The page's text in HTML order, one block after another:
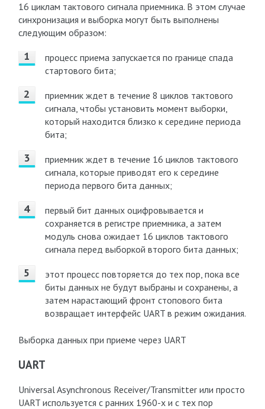
16 циклам тактового сигнала приемника. В этом случае
синхронизация и выборка могут быть выполнены
следующим образом:
процесс приема запускается по границе спада
стартового бита;
приемник ждет в течение 8 циклов тактового
сигнала, чтобы установить момент выборки,
который находится близко к середине периода
бита;
приемник ждет в течение 16 циклов тактового
сигнала, которые приводят его к середине
периода первого бита данных;
первый бит данных оцифровывается и
сохраняется в регистре приемника, а затем
модуль снова ожидает 16 циклов тактового
сигнала перед выборкой второго бита данных;
этот процесс повторяется до тех пор, пока все
биты данных не будут выбраны и сохранены, а
затем нарастающий фронт стопового бита
возвращает интерфейс UART в режим ожидания.
Выборка данных при приеме через UART
UART
Universal Asynchronous Receiver/Transmitter или просто
UART используется с ранних 1960-х и с тех пор